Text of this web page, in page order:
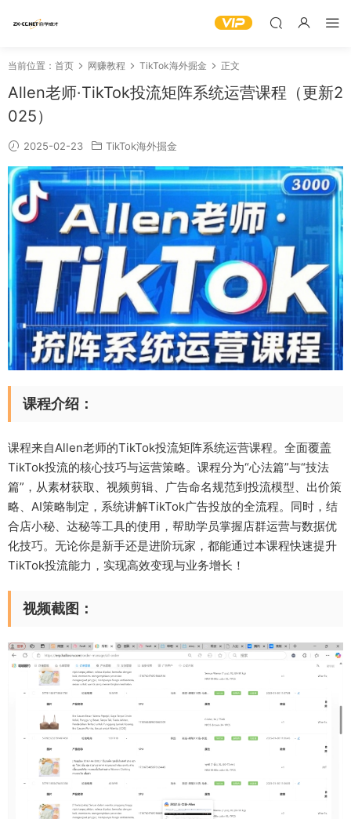
当前位置： 首页 网赚教程 TikTok海外掘金 正文
Allen老师·TikTok投流矩阵系统运营课程（更新2
025）
2025-02-23 TikTok海外掘金
课程介绍：
课程来自Allen老师的TikTok投流矩阵系统运营课程。全面覆盖
TikTok投流的核心技巧与运营策略。课程分为“心法篇”与“技法
篇”，从素材获取、视频剪辑、广告命名规范到投流模型、出价策
略、AI策略制定，系统讲解TikTok广告投放的全流程。同时，结
合店小秘、达秘等工具的使用，帮助学员掌握店群运营与数据优
化技巧。无论你是新手还是进阶玩家，都能通过本课程快速提升
TikTok投流能力，实现高效变现与业务增长！
视频截图：